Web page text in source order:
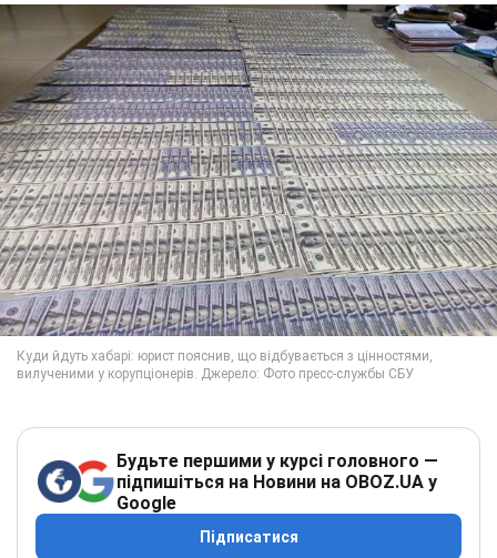
Будьте першими у курсі головного —
підпишіться на Новини на OBOZ.UA у
Google
Підписатися